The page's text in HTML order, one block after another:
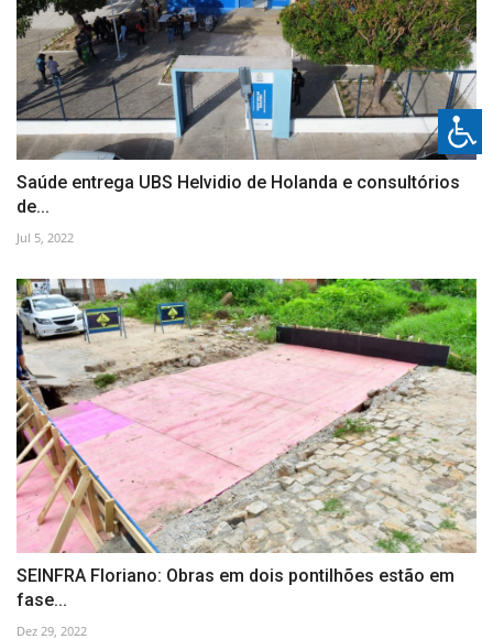
Saúde entrega UBS Helvidio de Holanda e consultórios
de...
Jul 5, 2022
SEINFRA Floriano: Obras em dois pontilhões estão em
fase...
Dez 29, 2022